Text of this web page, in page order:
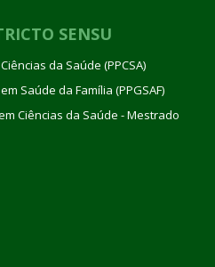
SENSU
da Saúde (PPCSA)
Saúde da Família (PPGSAF)
Ciências da Saúde - Mestrado